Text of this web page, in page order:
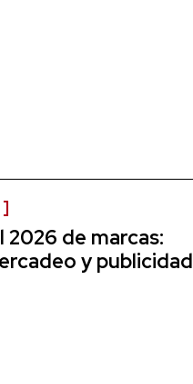
2026 de marcas:
y publicidad